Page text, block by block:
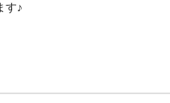
す♪